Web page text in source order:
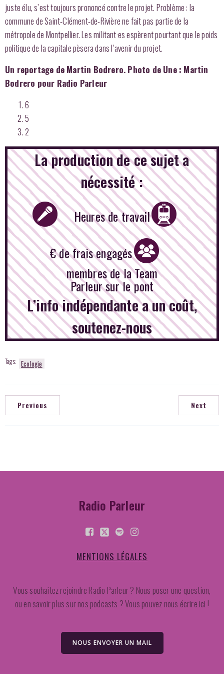
juste élu, s’est toujours prononcé contre le projet. Problème : la
commune de Saint-Clément-de-Rivière ne fait pas partie de la
métropole de Montpellier. Les militant·es espèrent pourtant que le poids
politique de la capitale pèsera dans l’avenir du projet.
Un reportage de Martin Bodrero. Photo de Une : Martin
Bodrero pour Radio Parleur
6
5
2
La production de ce sujet a
nécessité :
Heures de travail
€ de frais engagés
membres de la Team
Parleur sur le pont
L’info indépendante a un coût,
soutenez-nous
Tags: Ecologie
Previous Next
Radio Parleur
MENTIONS LÉGALES
Vous souhaitez rejoindre Radio Parleur ? Nous poser une question,
ou en savoir plus sur nos podcasts ? Vous pouvez nous écrire ici !
NOUS ENVOYER UN MAIL